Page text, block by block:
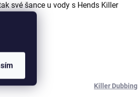
své šance u vody s Hends Killer
Killer Dubbing